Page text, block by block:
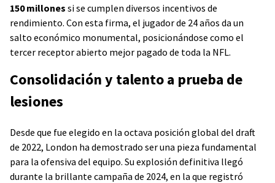
150 millones si se cumplen diversos incentivos de
rendimiento. Con esta firma, el jugador de 24 años da un
salto económico monumental, posicionándose como el
tercer receptor abierto mejor pagado de toda la NFL.
Consolidación y talento a prueba de
lesiones
Desde que fue elegido en la octava posición global del draft
de 2022, London ha demostrado ser una pieza fundamental
para la ofensiva del equipo. Su explosión definitiva llegó
durante la brillante campaña de 2024, en la que registró